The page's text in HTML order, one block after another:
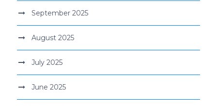
September 2025
August 2025
July 2025
June 2025